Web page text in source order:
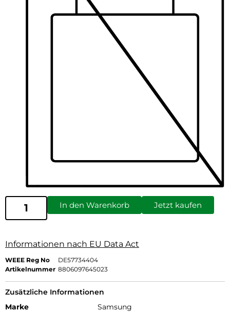
In den Warenkorb Jetzt kaufen
Informationen nach EU Data Act
WEEE Reg No
DE57734404
Artikelnummer 8806097645023
Zusätzliche Informationen
Marke
Samsung